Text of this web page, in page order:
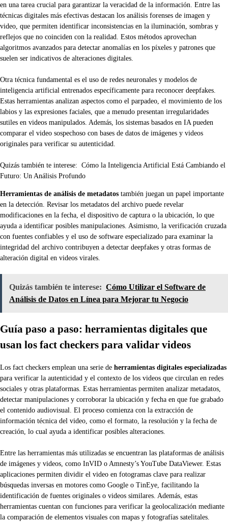
en una tarea crucial para garantizar la veracidad de la información. Entre las
técnicas digitales más efectivas destacan los análisis forenses de imagen y
video, que permiten identificar inconsistencias en la iluminación, sombras y
reflejos que no coinciden con la realidad. Estos métodos aprovechan
algoritmos avanzados para detectar anomalías en los píxeles y patrones que
suelen ser indicativos de alteraciones digitales.
Otra técnica fundamental es el uso de redes neuronales y modelos de
inteligencia artificial entrenados específicamente para reconocer deepfakes.
Estas herramientas analizan aspectos como el parpadeo, el movimiento de los
labios y las expresiones faciales, que a menudo presentan irregularidades
sutiles en videos manipulados. Además, los sistemas basados en IA pueden
comparar el video sospechoso con bases de datos de imágenes y videos
originales para verificar su autenticidad.
Quizás también te interese: Cómo la Inteligencia Artificial Está Cambiando el
Futuro: Un Análisis Profundo
Herramientas de análisis de metadatos también juegan un papel importante
en la detección. Revisar los metadatos del archivo puede revelar
modificaciones en la fecha, el dispositivo de captura o la ubicación, lo que
ayuda a identificar posibles manipulaciones. Asimismo, la verificación cruzada
con fuentes confiables y el uso de software especializado para examinar la
integridad del archivo contribuyen a detectar deepfakes y otras formas de
alteración digital en videos virales.
Quizás también te interese: Cómo Utilizar el Software de
Análisis de Datos en Línea para Mejorar tu Negocio
Guía paso a paso: herramientas digitales que
usan los fact checkers para validar videos
Los fact checkers emplean una serie de herramientas digitales especializadas
para verificar la autenticidad y el contexto de los videos que circulan en redes
sociales y otras plataformas. Estas herramientas permiten analizar metadatos,
detectar manipulaciones y corroborar la ubicación y fecha en que fue grabado
el contenido audiovisual. El proceso comienza con la extracción de
información técnica del video, como el formato, la resolución y la fecha de
creación, lo cual ayuda a identificar posibles alteraciones.
Entre las herramientas más utilizadas se encuentran las plataformas de análisis
de imágenes y videos, como InVID o Amnesty’s YouTube DataViewer. Estas
aplicaciones permiten dividir el video en fotogramas clave para realizar
búsquedas inversas en motores como Google o TinEye, facilitando la
identificación de fuentes originales o videos similares. Además, estas
herramientas cuentan con funciones para verificar la geolocalización mediante
la comparación de elementos visuales con mapas y fotografías satelitales.